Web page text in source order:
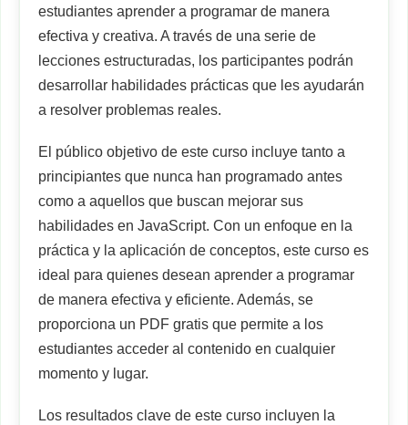
estudiantes aprender a programar de manera
efectiva y creativa. A través de una serie de
lecciones estructuradas, los participantes podrán
desarrollar habilidades prácticas que les ayudarán
a resolver problemas reales.
El público objetivo de este curso incluye tanto a
principiantes que nunca han programado antes
como a aquellos que buscan mejorar sus
habilidades en JavaScript. Con un enfoque en la
práctica y la aplicación de conceptos, este curso es
ideal para quienes desean aprender a programar
de manera efectiva y eficiente. Además, se
proporciona un PDF gratis que permite a los
estudiantes acceder al contenido en cualquier
momento y lugar.
Los resultados clave de este curso incluyen la